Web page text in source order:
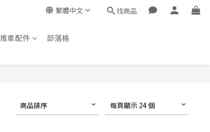
繁體中文 找商品
推車配件 部落格
商品排序 每頁顯示 24 個